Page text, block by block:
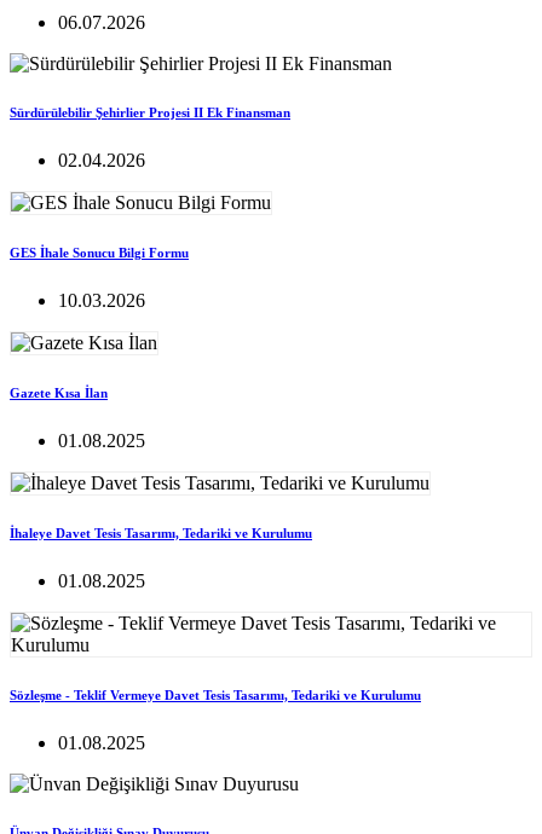
06.07.2026
Sürdürülebilir Şehirlier Projesi II Ek Finansman
02.04.2026
GES İhale Sonucu Bilgi Formu
10.03.2026
Gazete Kısa İlan
01.08.2025
İhaleye Davet Tesis Tasarımı, Tedariki ve Kurulumu
01.08.2025
Sözleşme - Teklif Vermeye Davet Tesis Tasarımı, Tedariki ve Kurulumu
01.08.2025